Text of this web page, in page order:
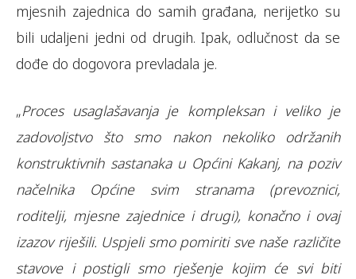
mjesnih zajednica do samih građana, nerijetko su
bili udaljeni jedni od drugih. Ipak, odlučnost da se
dođe do dogovora prevladala je.
„Proces usaglašavanja je kompleksan i veliko je
zadovoljstvo što smo nakon nekoliko održanih
konstruktivnih sastanaka u Općini Kakanj, na poziv
načelnika Općine svim stranama (prevoznici,
roditelji, mjesne zajednice i drugi), konačno i ovaj
izazov riješili. Uspjeli smo pomiriti sve naše različite
stavove i postigli smo rješenje kojim će svi biti